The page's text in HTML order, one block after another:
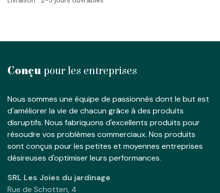
Conçu pour les entreprises
Nous sommes une équipe de passionnés dont le but est
d'améliorer la vie de chacun grâce à des produits
disruptifs. Nous fabriquons d'excellents produits pour
résoudre vos problèmes commerciaux. Nos produits
sont conçus pour les petites et moyennes entreprises
désireuses d'optimiser leurs performances.
SRL Les Joies du jardinage
Rue de Schotten, 4